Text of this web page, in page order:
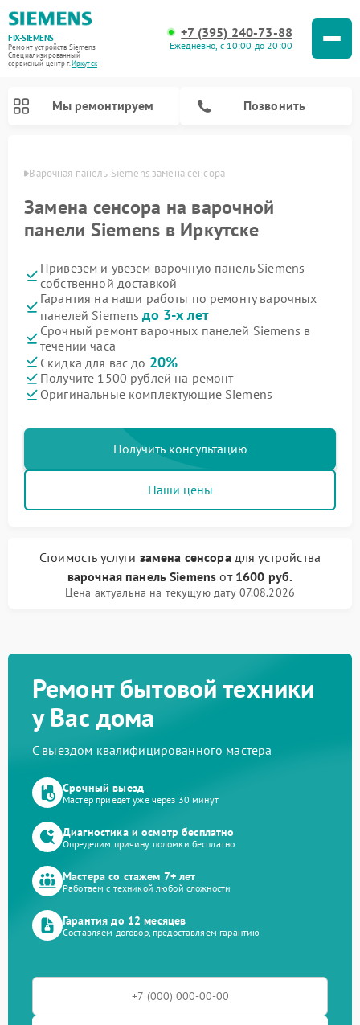
FIX-SIEMENS
Ремонт устройств Siemens
Специализированный
cервисный центр г.Иркутск
+7 (395) 240-73-88
Ежедневно, с 10:00 до 20:00
Мы ремонтируем Позвонить
Варочная панель Siemens замена сенсора
Замена сенсора на варочной
панели Siemens в Иркутске
Привезем и увезем варочную панель Siemens
собственной доставкой
Гарантия на наши работы по ремонту варочных
панелей Siemensдо 3-х лет
Срочный ремонт варочных панелей Siemens в
течении часа
Скидка для вас до 20%
Получите 1500 рублей на ремонт
Оригинальные комплектующие Siemens
Получить консультацию
Наши цены
Стоимость услуги замена сенсора для устройства
варочная панель Siemens от 1600 руб.
Цена актуальна на текущую дату 07.08.2026
Ремонт бытовой техники
у Вас дома
С выездом квалифицированного мастера
Срочный выезд
Мастер приедет уже через 30 минут
Диагностика и осмотр бесплатно
Определим причину поломки бесплатно
Мастера со стажем 7+ лет
Работаем с техникой любой сложности
Гарантия до 12 месяцев
Составляем договор, предоставляем гарантию